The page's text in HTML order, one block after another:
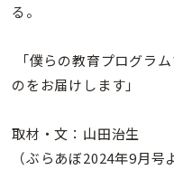
る。
「僕らの教育プログラ
のをお届けします」
取材・文：山田治生
（ぶらあぼ2024年9月号